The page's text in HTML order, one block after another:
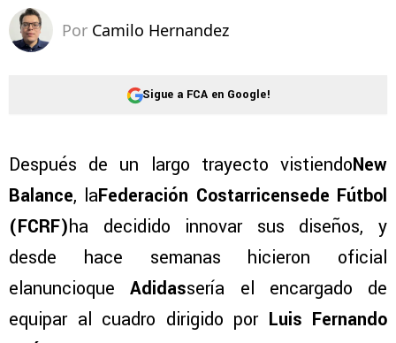
Por Camilo Hernandez
Sigue a FCA en Google!
Después de un largo trayecto vistiendoNew
Balance, laFederación Costarricensede Fútbol
(FCRF)ha decidido innovar sus diseños, y
desde hace semanas hicieron oficial
elanuncioqueAdidassería el encargado de
equipar al cuadro dirigido por Luis Fernando